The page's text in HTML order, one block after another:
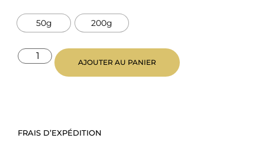
50g 200g
AJOUTER AU PANIER
FRAIS D’EXPÉDITION